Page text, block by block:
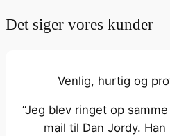
Det siger vores kunder
Venlig, hurtig og
“Jeg blev ringet op
mail til Dan Jordy.